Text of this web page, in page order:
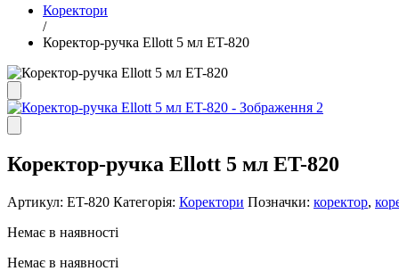
Коректори
/
Коректор-ручка Ellott 5 мл ET-820
Коректор-ручка Ellott 5 мл ET-820
Артикул: ET-820 Категорія: Коректори Позначки: коректор,
Немає в наявності
Немає в наявності